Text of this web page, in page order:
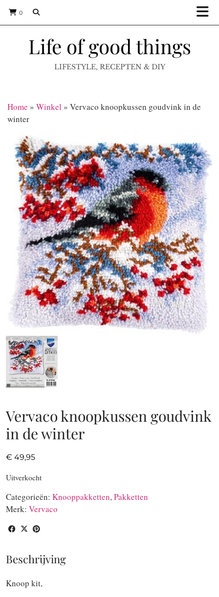
0
Life of good things
LIFESTYLE, RECEPTEN & DIY
Home » Winkel » Vervaco knoopkussen goudvink in de
winter
Vervaco knoopkussen goudvink
in de winter
€ 49,95
Uitverkocht
Categorieën: Knooppakketten,Pakketten
Merk: Vervaco
Beschrijving
Knoop kit,